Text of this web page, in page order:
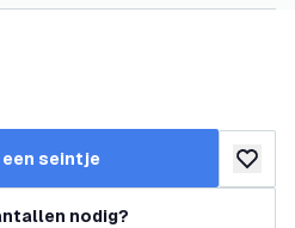
een seintje
nodig?